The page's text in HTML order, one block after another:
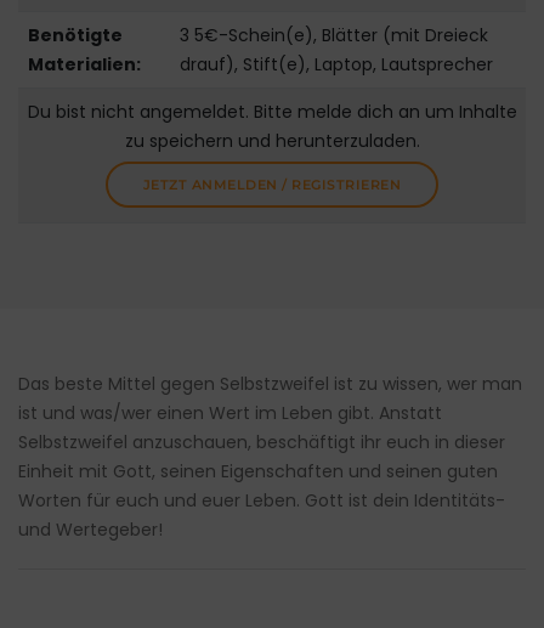
Benötigte
Materialien:
3 5€-Schein(e), Blätter (mit Dreieck
drauf), Stift(e), Laptop, Lautsprecher
Du bist nicht angemeldet. Bitte melde dich an um Inhalte
zu speichern und herunterzuladen.
JETZT ANMELDEN / REGISTRIEREN
Das beste Mittel gegen Selbstzweifel ist zu wissen, wer man
ist und was/wer einen Wert im Leben gibt. Anstatt
Selbstzweifel anzuschauen, beschäftigt ihr euch in dieser
Einheit mit Gott, seinen Eigenschaften und seinen guten
Worten für euch und euer Leben. Gott ist dein Identitäts-
und Wertegeber!